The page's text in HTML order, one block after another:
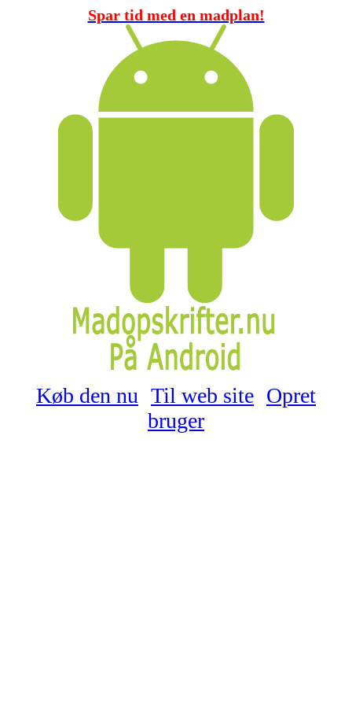
Spar tid med en madplan!
Køb den nu Til web site Opret
bruger